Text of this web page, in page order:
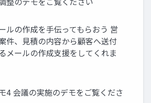
ルの作成を手伝ってもらおう 営
件、見積の内容から顧客へ送付
メールの作成支援をしてくれま
4 会議の実施のデモをご覧くださ